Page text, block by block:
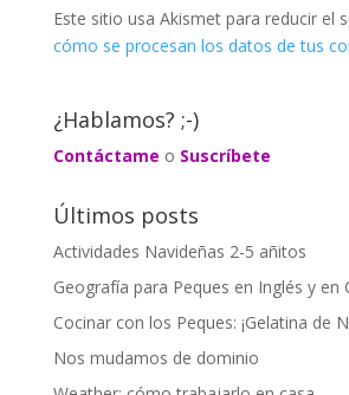
Este sitio usa Akismet para reducir el
cómo se procesan los datos de tus
¿Hablamos? ;-)
Contáctame o Suscríbete
Últimos posts
Actividades Navideñas 2-5 añitos
Geografía para Peques en Inglés y en
Cocinar con los Peques: ¡Gelatina de
Nos mudamos de dominio